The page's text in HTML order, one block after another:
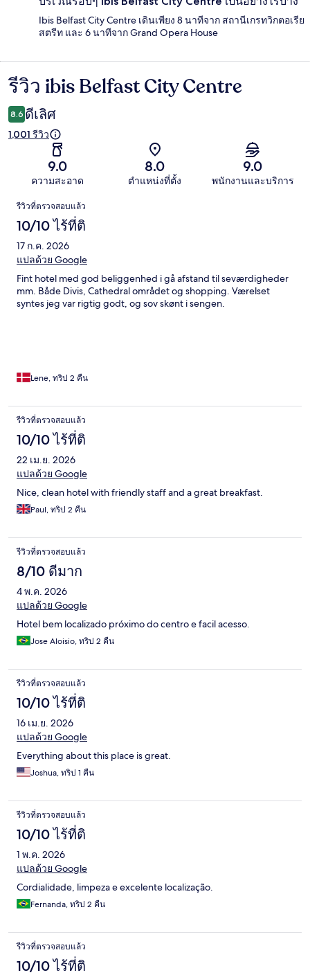
Ibis Belfast City Centre เดินเพียง 8 นาทีจาก สถานีเกรทวิกตอเรีย
สตรีท และ 6 นาทีจาก Grand Opera House
รีวิว
รีวิว ibis Belfast City Centre
8.6 ดีเลิศ
1,001 รีวิว
9.0
ความสะอาด
8.0
ตำแหน่งที่ตั้ง
9.0
พนักงานและบริการ
รีวิว
รีวิวที่ตรวจสอบแล้ว
10/10 ไร้ที่ติ
17 ก.ค. 2026
แปลด้วย Google
Fint hotel med god beliggenhed i gå afstand til seværdigheder
mm. Både Divis, Cathedral området og shopping. Værelset
syntes jeg var rigtig godt, og sov skønt i sengen.
Lene, ทริป 2 คืน
รีวิวที่ตรวจสอบแล้ว
10/10 ไร้ที่ติ
22 เม.ย. 2026
แปลด้วย Google
Nice, clean hotel with friendly staff and a great breakfast.
Paul, ทริป 2 คืน
รีวิวที่ตรวจสอบแล้ว
8/10 ดีมาก
4 พ.ค. 2026
แปลด้วย Google
Hotel bem localizado próximo do centro e facil acesso.
Jose Aloisio, ทริป 2 คืน
รีวิวที่ตรวจสอบแล้ว
10/10 ไร้ที่ติ
16 เม.ย. 2026
แปลด้วย Google
Everything about this place is great.
Joshua, ทริป 1 คืน
รีวิวที่ตรวจสอบแล้ว
10/10 ไร้ที่ติ
1 พ.ค. 2026
แปลด้วย Google
Cordialidade, limpeza e excelente localização.
Fernanda, ทริป 2 คืน
รีวิวที่ตรวจสอบแล้ว
10/10 ไร้ที่ติ